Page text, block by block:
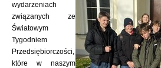
wydarzeniach
związanych ze
Światowym
Tygodniem
Przedsiębiorczości,
które w naszym